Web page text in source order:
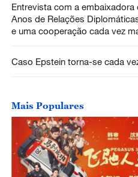
Entrevista com a
Anos de Relações
e uma cooperação cada vez
Caso Epstein torna-se cada
Mais Populares